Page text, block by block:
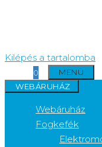
Kilépés a tartalomba
0
MENÜ
WEBÁRUHÁZ
Webáruház
Fogkefék